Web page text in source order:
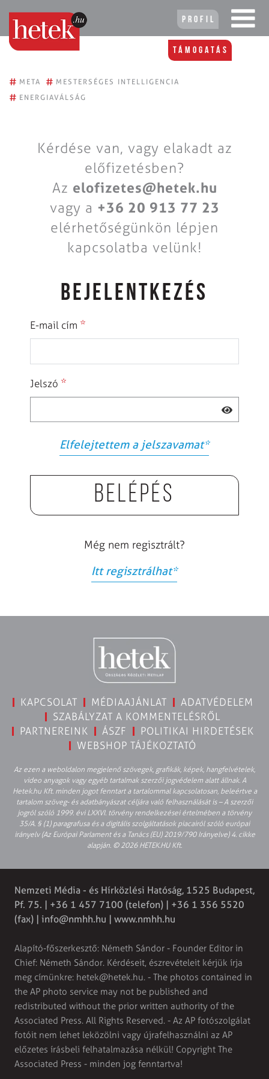
Profil
Támogatás
# META # MESTERSÉGES INTELLIGENCIA
# ENERGIAVÁLSÁG
Kérdése van, vagy elakadt az
előfizetésben?
Az elofizetes@hetek.hu
vagy a +36 20 913 77 23
elérhetőségünkön lépjen
kapcsolatba velünk!
BEJELENTKEZÉS
E-mail cím *
Jelszó *
Elfelejtettem a jelszavamat*
Belépés
Még nem regisztrált?
Itt regisztrálhat*
KAPCSOLAT MÉDIAAJÁNLAT
ADATVÉDELEM
SZABÁLYZAT A KOMMENTELÉSRŐL
PARTNEREINK
ÁSZF
POLITIKAI HIRDETÉSEK
WEBSHOP TÁJÉKOZTATÓ
Az ezen a weboldalon megjelenő szövegek, grafikák, képek, hangfelvételek,
video anyagok vagy egyéb tartalmak szerzői jogvédelem alatt állnak. A
Hetek.hu Kft. minden jogot fenntart a tartalommal kapcsolatosan, beleértve a
tartalom szöveg- és adatbányászat céljára való felhasználását is – A szerzői
jogról szóló 1999. évi LXXVI. törvény rendelkezései értelmében a törvény
35/A. § (1) paragrafusa és a digitális szolgáltatások piacairól szóló európai
irányelv (Az Európai Parlament és a Tanács (EU) 2019/790 Irányelve) 4. cikke
alapján. © 2026 HETEK.HU Kft.
Nemzeti Média - és Hírközlési Hatóság, 1525 Budapest,
Pf. 75. | +36 1 457 7100 (telefon) | +36 1 356 5520
(fax) | info@nmhh.hu | www.nmhh.hu
Alapító-főszerkesztő: Németh Sándor - Founder Editor in
Chief: Németh Sándor. Kérdéseit, észrevételeit kérjük írja
meg címünkre: hetek@hetek.hu. - The photos contained in
the AP photo service may not be published and
redistributed without the prior written authority of the
Associated Press. All Rights Reserved. - Az AP fotószolgálat
fotóit nem lehet leközölni vagy újrafelhasználni az AP
előzetes írásbeli felhatalmazása nélkül! Copyright The
Associated Press - minden jog fenntartva!